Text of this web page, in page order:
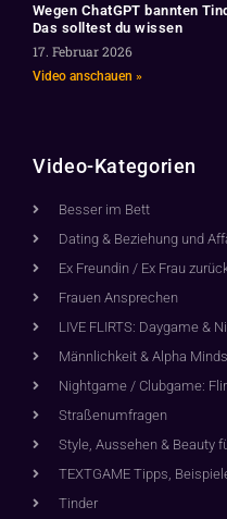
Wegen ChatGPT bannten
Das solltest du wissen
17. Februar 2026
Video anschauen »
Video-Kategorien
Besser im Bett
Dating & Beziehung und
Ex Freundin / Ex Frau
Frauen Ansprechen
LIVE FLIRTS: Daygame &
Männlichkeit & Alpha
Nightgame / Clubgame:
Straßenumfragen
Style, Aussehen & Beauty
TEXTGAME Tipps,
Tinder